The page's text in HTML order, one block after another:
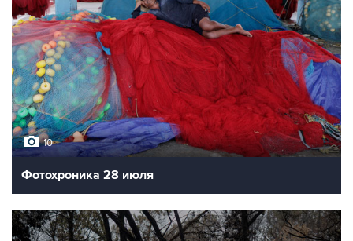
10
Фотохроника 28 июля